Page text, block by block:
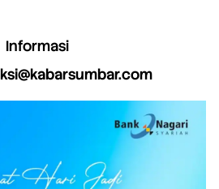
Informasi